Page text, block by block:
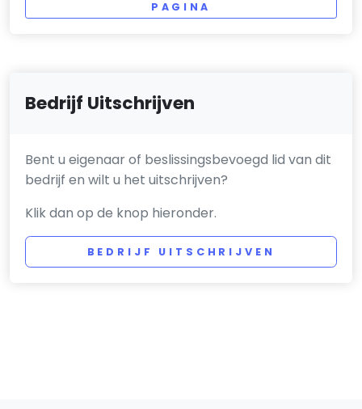
PAGINA
Bedrijf Uitschrijven
Bent u eigenaar of beslissingsbevoegd lid van dit
bedrijf en wilt u het uitschrijven?
Klik dan op de knop hieronder.
BEDRIJF UITSCHRIJVEN